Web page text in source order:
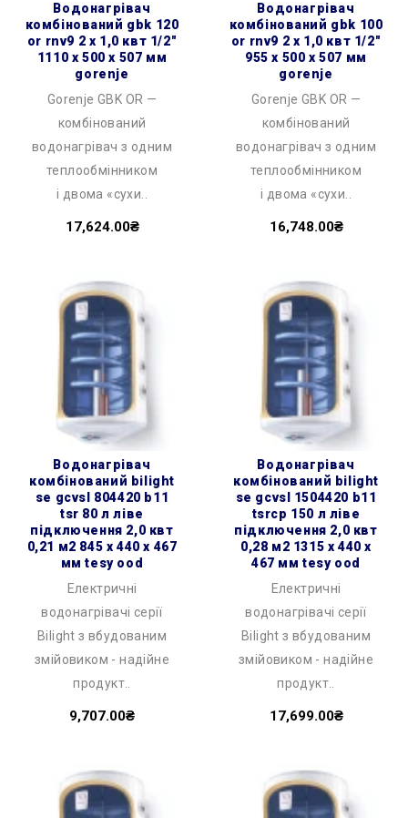
водонагрівач
комбінований gbk 120
or rnv9 2 х 1,0 квт 1/2″
1110 x 500 x 507 мм
gorenje
Gorenje GBK OR —
комбінований
водонагрівач з одним
теплообмінником
і двома «сухи..
17,624.00₴
водонагрівач
комбінований gbk 100
or rnv9 2 х 1,0 квт 1/2″
955 x 500 x 507 мм
gorenje
Gorenje GBK OR —
комбінований
водонагрівач з одним
теплообмінником
і двома «сухи..
16,748.00₴
водонагрівач
комбінований bilight
se gcvsl 804420 b11
tsr 80 л ліве
підключення 2,0 квт
0,21 м2 845 x 440 x 467
мм tesy ood
Електричні
водонагрівачі серії
Bilight з вбудованим
змійовиком - надійне
продукт..
9,707.00₴
водонагрівач
комбінований bilight
se gcvsl 1504420 b11
tsrcp 150 л ліве
підключення 2,0 квт
0,28 м2 1315 x 440 x
467 мм tesy ood
Електричні
водонагрівачі серії
Bilight з вбудованим
змійовиком - надійне
продукт..
17,699.00₴